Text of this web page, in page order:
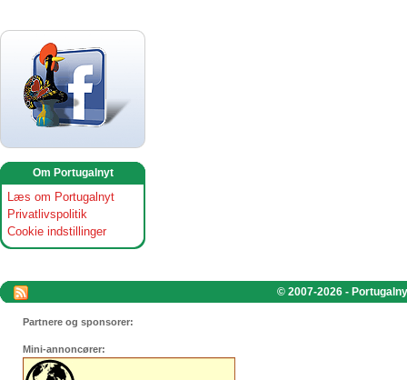
Om Portugalnyt
Læs om Portugalnyt
Privatlivspolitik
Cookie indstillinger
© 2007-2026 -
Partnere og sponsorer:
Mini-annoncører: